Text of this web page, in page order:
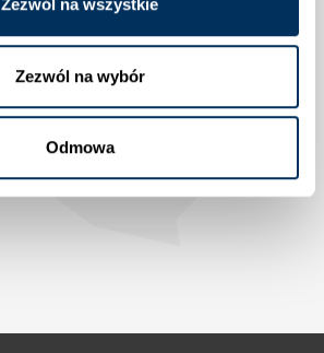
Zezwól na wszystkie
Zezwól na wybór
Odmowa